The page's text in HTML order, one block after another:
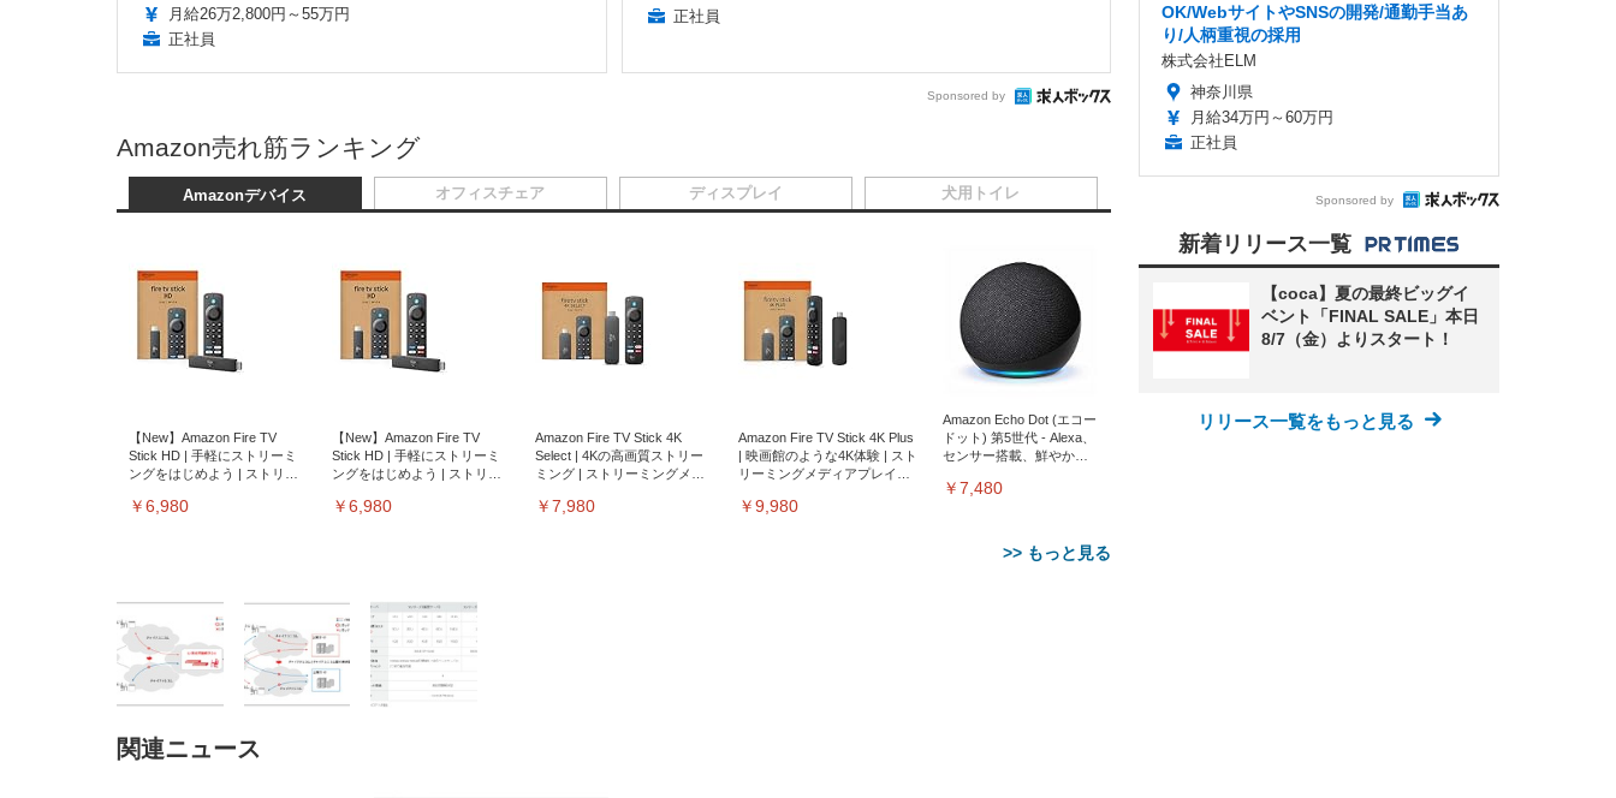
月給26万2,800円～55万円
正社員
正社員
Sponsored by
Amazon売れ筋ランキング
Amazonデバイス
【New】Amazon Fire TV
Stick HD | 手軽にストリーミ
ングをはじめよう | ストリー
￥6,980
【New】Amazon Fire TV
Stick HD | 手軽にストリーミ
ングをはじめよう | ストリー
￥6,980
Amazon Fire TV Stick 4K
Select | 4Kの高画質ストリー
ミング | ストリーミングメデ
￥7,980
Amazon Fire TV Stick 4K Plus
| 映画館のような4K体験 | スト
リーミングメディアプレイヤ
￥9,980
Amazon Echo Dot (エコー
ドット) 第5世代 - Alexa、
センサー搭載、鮮やかな
￥7,480
>> もっと見る
オフィスチェア ディスプレイ 犬用トイレ
関連ニュース
OK/WebサイトやSNSの開発/通勤手当あ
り/人柄重視の採用
株式会社ELM
神奈川県
月給34万円～60万円
正社員
Sponsored by
新着リリース一覧
【coca】夏の最終ビッグイ
ベント「FINAL SALE」本日
8/7（金）よりスタート！
リリース一覧をもっと見る